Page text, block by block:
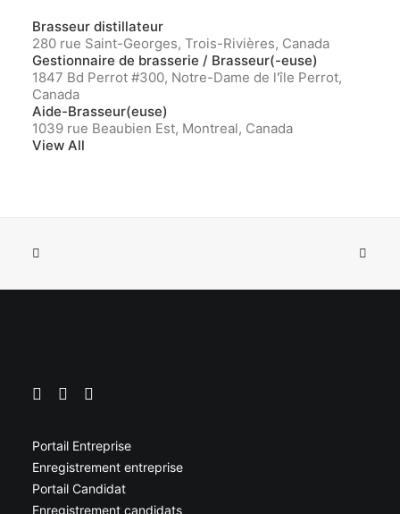
Brasseur distillateur
280 rue Saint-Georges, Trois-Rivières, Canada
Gestionnaire de brasserie / Brasseur(-euse)
1847 Bd Perrot #300, Notre-Dame de l'île Perrot,
Canada
Aide-Brasseur(euse)
1039 rue Beaubien Est, Montreal, Canada
View All
Portail Entreprise
Enregistrement entreprise
Portail Candidat
Enregistrement candidats